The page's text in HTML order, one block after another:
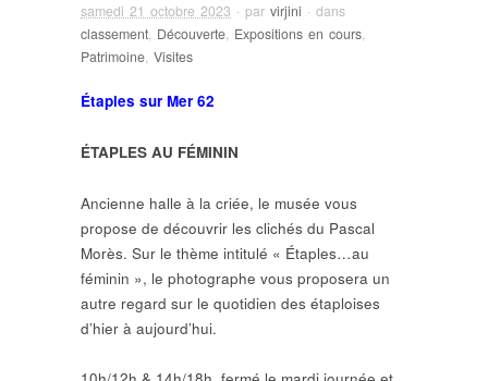
samedi 21 octobre 2023 · par virjini · dans
classement, Découverte, Expositions en cours,
Patrimoine, Visites
Étaples sur Mer 62
ÉTAPLES AU FÉMININ
Ancienne halle à la criée, le musée vous
propose de découvrir les clichés du Pascal
Morès. Sur le thème intitulé « Étaples…au
féminin », le photographe vous proposera un
autre regard sur le quotidien des étaploises
d’hier à aujourd’hui.